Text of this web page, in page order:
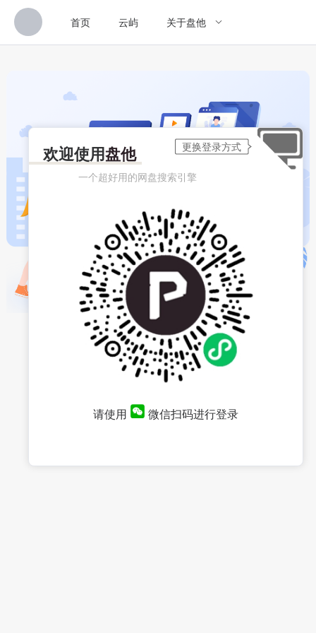
首页 云屿 关于盘他
欢迎使用盘他
一个超好用的网盘搜索引擎
请使用 微信扫码进行登录